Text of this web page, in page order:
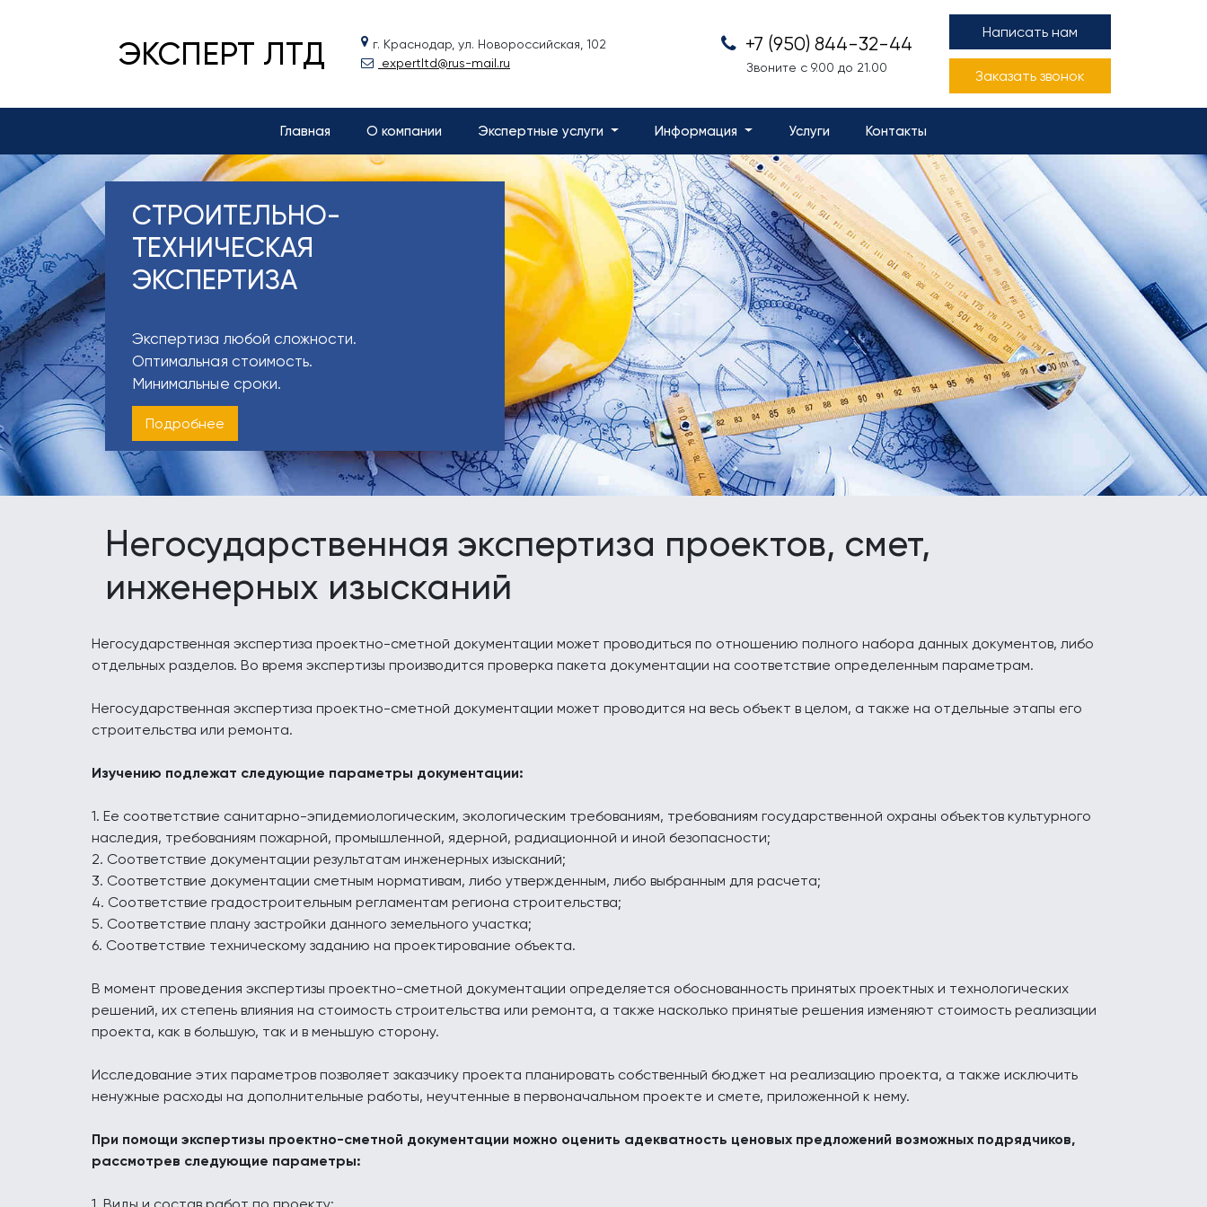
ЭКСПЕРТ ЛТД
г. Краснодар, ул. Новороссийская, 102
expertltd@rus-mail.ru
+7 (950) 844-32-44
Звоните с 9.00 до 21.00
Написать нам
Заказать звонок
Главная О компании Экспертные услуги Информация Услуги Контакты
СТРОИТЕЛЬНО-
ТЕХНИЧЕСКАЯ
ЭКСПЕРТИЗА
Экспертиза любой сложности.
Оптимальная стоимость.
Минимальные сроки.
Подробнее
Негосударственная экспертиза проектов, смет,
инженерных изысканий
Негосударственная экспертиза проектно-сметной документации может проводиться по отношению полного набора данных документов, либо
отдельных разделов. Во время экспертизы производится проверка пакета документации на соответствие определенным параметрам.
Негосударственная экспертиза проектно-сметной документации может проводится на весь объект в целом, а также на отдельные этапы его
строительства или ремонта.
Изучению подлежат следующие параметры документации:
1. Ее соответствие санитарно-эпидемиологическим, экологическим требованиям, требованиям государственной охраны объектов культурного
наследия, требованиям пожарной, промышленной, ядерной, радиационной и иной безопасности;
2. Соответствие документации результатам инженерных изысканий;
3. Соответствие документации сметным нормативам, либо утвержденным, либо выбранным для расчета;
4. Соответствие градостроительным регламентам региона строительства;
5. Соответствие плану застройки данного земельного участка;
6. Соответствие техническому заданию на проектирование объекта.
В момент проведения экспертизы проектно-сметной документации определяется обоснованность принятых проектных и технологических
решений, их степень влияния на стоимость строительства или ремонта, а также насколько принятые решения изменяют стоимость реализации
проекта, как в большую, так и в меньшую сторону.
Исследование этих параметров позволяет заказчику проекта планировать собственный бюджет на реализацию проекта, а также исключить
ненужные расходы на дополнительные работы, неучтенные в первоначальном проекте и смете, приложенной к нему.
При помощи экспертизы проектно-сметной документации можно оценить адекватность ценовых предложений возможных подрядчиков,
рассмотрев следующие параметры: